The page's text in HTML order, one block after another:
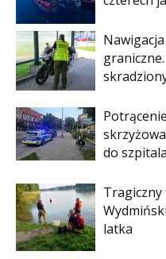
do szpitala
Tragiczny
latka